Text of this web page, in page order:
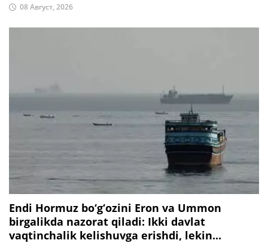
08 Август, 2026
Endi Hormuz bo‘g‘ozini Eron va Ummon
birgalikda nazorat qiladi: Ikki davlat
vaqtinchalik kelishuvga erishdi, lekin...